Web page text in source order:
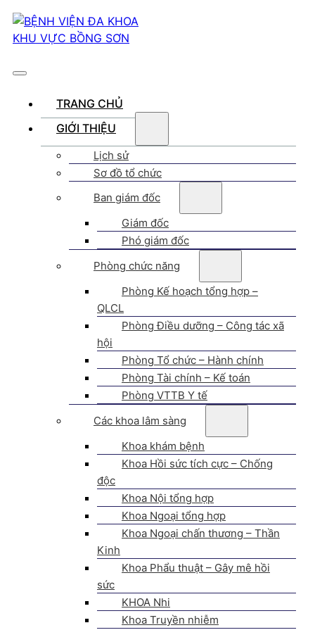
TRANG CHỦ
GIỚI THIỆU
Lịch sử
Sơ đồ tổ chức
Ban giám đốc
Giám đốc
Phó giám đốc
Phòng chức năng
Phòng Kế hoạch tổng hợp –
QLCL
Phòng Điều dưỡng – Công tác xã
hội
Phòng Tổ chức – Hành chính
Phòng Tài chính – Kế toán
Phòng VTTB Y tế
Các khoa lâm sàng
Khoa khám bệnh
Khoa Hồi sức tích cực – Chống
độc
Khoa Nội tổng hợp
Khoa Ngoại tổng hợp
Khoa Ngoại chấn thương – Thần
Kinh
Khoa Phẩu thuật – Gây mê hồi
sức
KHOA Nhi
Khoa Truyền nhiễm